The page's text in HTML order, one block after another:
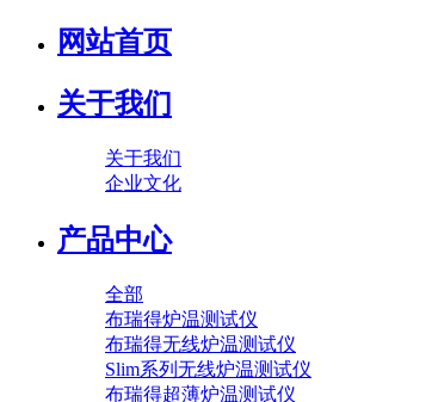
网站首页
关于我们
关于我们
企业文化
产品中心
全部
布瑞得炉温测试仪
布瑞得无线炉温测试仪
Slim系列无线炉温测试仪
布瑞得超薄炉温测试仪